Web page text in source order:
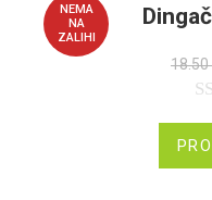
e
o
NEMA
NA
ZALIHI
18.50
c
j